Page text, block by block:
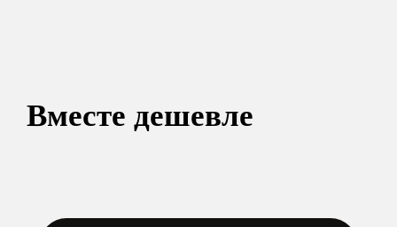
Вместе дешевле